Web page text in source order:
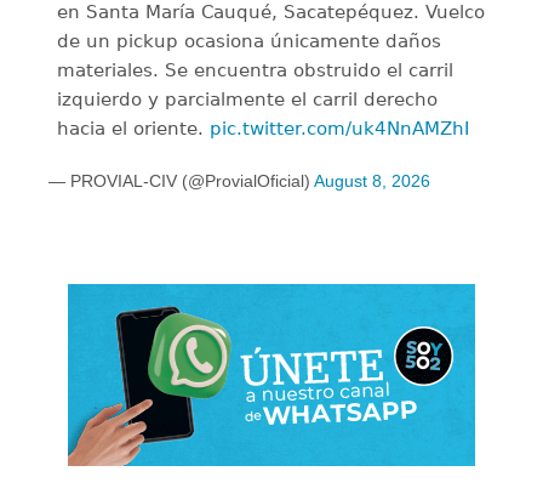
en Santa María Cauqué, Sacatepéquez. Vuelco
de un pickup ocasiona únicamente daños
materiales. Se encuentra obstruido el carril
izquierdo y parcialmente el carril derecho
hacia el oriente. pic.twitter.com/uk4NnAMZhI
— PROVIAL-CIV (@ProvialOficial) August 8, 2026